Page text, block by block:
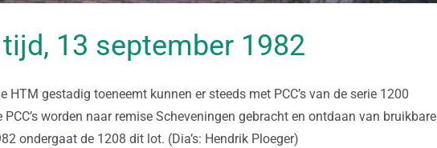
13 september 1982
HTM gestadig toeneemt kunnen er steeds met PCC’s van de serie 1200
worden naar remise Scheveningen gebracht en ontdaan van bruikbare
ondergaat de 1208 dit lot. (Dia’s: Hendrik Ploeger)